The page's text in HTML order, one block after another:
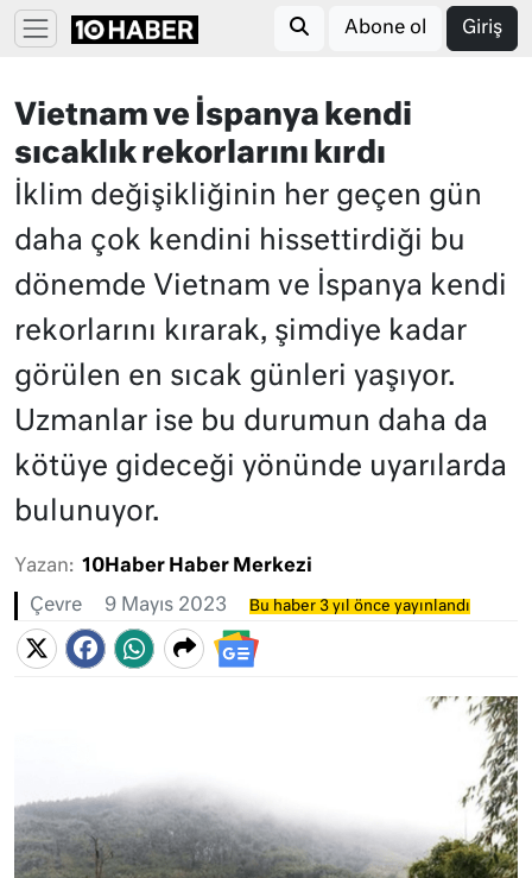
Abone ol Giriş
Vietnam ve İspanya kendi
sıcaklık rekorlarını kırdı
İklim değişikliğinin her geçen gün
daha çok kendini hissettirdiği bu
dönemde Vietnam ve İspanya kendi
rekorlarını kırarak, şimdiye kadar
görülen en sıcak günleri yaşıyor.
Uzmanlar ise bu durumun daha da
kötüye gideceği yönünde uyarılarda
bulunuyor.
Yazan: 10Haber Haber Merkezi
Çevre 9 Mayıs 2023 Bu haber 3 yıl önce yayınlandı